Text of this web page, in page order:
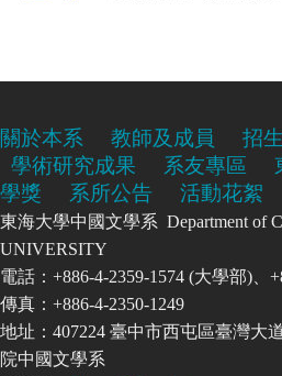
關於本系 教師及成員 招
學術研究成果
系友專區
學獎
系所公告 活動花絮
東海大學中國文學系 Department of
UNIVERSITY
電話：+886-4-2359-1574 (大學部)、
傳真：+886-4-2350-1249
地址：407224 臺中市西屯區臺灣大
院中國文學系